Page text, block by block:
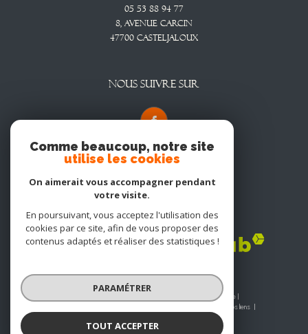
05 53 88 94 77
8, Avenue CARCIN
47700
CASTELJALOUX
NOUS SUIVRE SUR
Adhérents
© 2026 | Tous droits réservés | Traduction powered by Google |
Nos liens
Comme beaucoup, notre site
utilise les cookies
On aimerait vous accompagner pendant
votre visite.
En poursuivant, vous acceptez l'utilisation des
cookies par ce site, afin de vous proposer des
contenus adaptés et réaliser des statistiques !
PARAMÉTRER
TOUT ACCEPTER